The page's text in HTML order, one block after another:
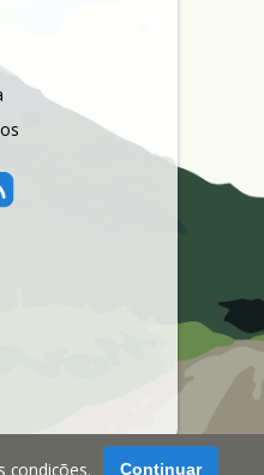
condições. Continuar